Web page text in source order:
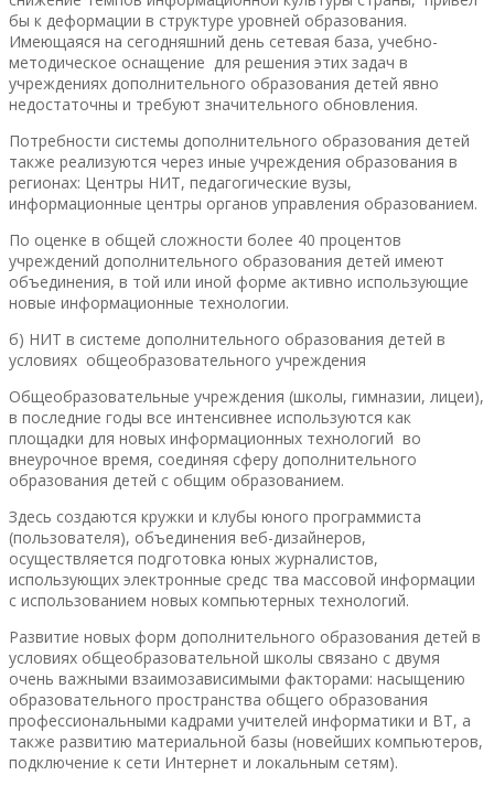
бы к деформации в структуре уровней образования.
Имеющаяся на сегодняшний день сетевая база, учебно-
методическое оснащение для решения этих задач в
учреждениях дополнительного образования детей явно
недостаточны и требуют значительного обновления.
Потребности системы дополнительного образования детей
также реализуются через иные учреждения образования в
регионах: Центры НИТ, педагогические вузы,
информационные центры органов управления образованием.
По оценке в общей сложности более 40 процентов
учреждений дополнительного образования детей имеют
объединения, в той или иной форме активно использующие
новые информационные технологии.
б) НИТ в системе дополнительного образования детей в
условиях общеобразовательного учреждения
Общеобразовательные учреждения (школы, гимназии, лицеи),
в последние годы все интенсивнее используются как
площадки для новых информационных технологий во
внеурочное время, соединяя сферу дополнительного
образования детей с общим образованием.
Здесь создаются кружки и клубы юного программиста
(пользователя), объединения веб-дизайнеров,
осуществляется подготовка юных журналистов,
использующих электронные средс тва массовой информации
с использованием новых компьютерных технологий.
Развитие новых форм дополнительного образования детей в
условиях общеобразовательной школы связано с двумя
очень важными взаимозависимыми факторами: насыщению
образовательного пространства общего образования
профессиональными кадрами учителей информатики и ВТ, а
также развитию материальной базы (новейших компьютеров,
подключение к сети Интернет и локальным сетям).